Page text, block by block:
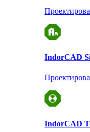
IndorCAD
IndorCAD